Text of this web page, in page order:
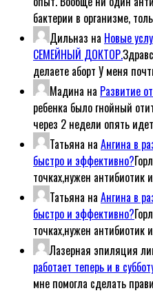
бактерии в организме,
Дильназ на Новые
СЕМЕЙНЫЙ ДОКТОР.
делаете аборт У меня
Мадина на Развитие
ребенка было гнойный
через 2 недели опять
Татьяна на Ангина в
быстро и эффективно?
точках,нужен антибиотик
Татьяна на Ангина в
быстро и эффективно?
точках,нужен антибиотик
Лазерная эпиляция
работает теперь и в
мне помогла сделать